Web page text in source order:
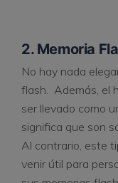
2. Memoria
No hay nada
flash. Además, el
ser llevado como
significa que son
Al contrario, este
venir útil para